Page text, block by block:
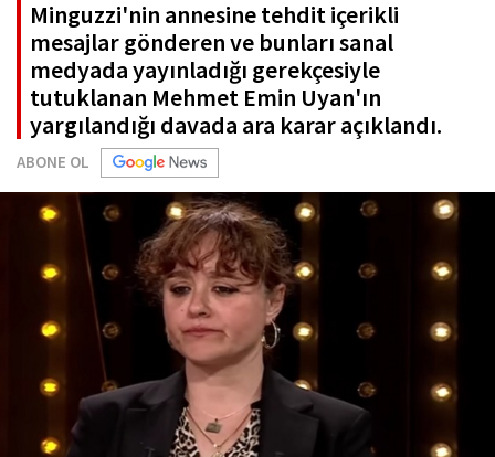
Minguzzi'nin annesine tehdit içerikli
mesajlar gönderen ve bunları sanal
medyada yayınladığı gerekçesiyle
tutuklanan Mehmet Emin Uyan'ın
yargılandığı davada ara karar açıklandı.
ABONE OL